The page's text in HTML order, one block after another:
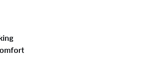
maakt en perfect voor milde
bewegen. Kies uit drie